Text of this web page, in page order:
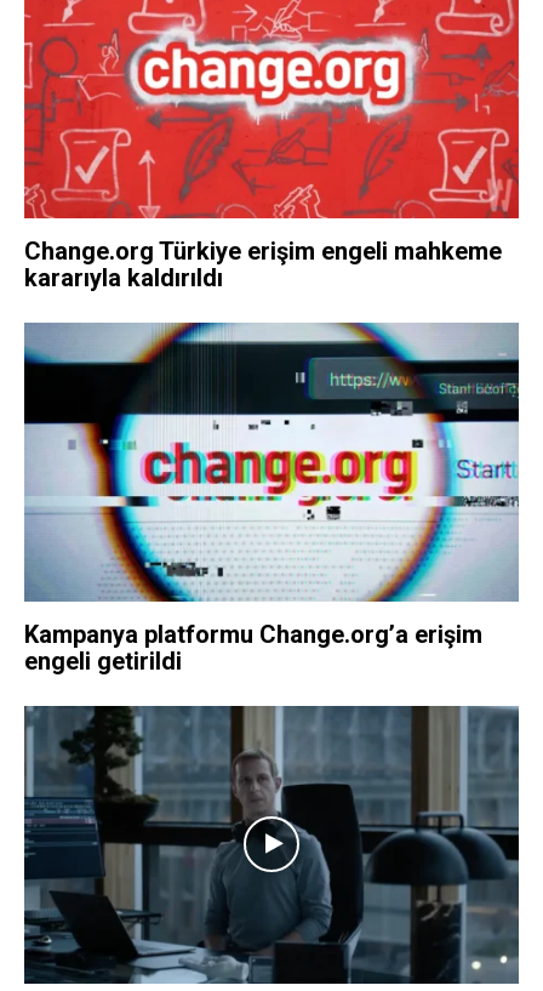
Change.org Türkiye erişim engeli mahkeme
kararıyla kaldırıldı
Kampanya platformu Change.org’a erişim
engeli getirildi